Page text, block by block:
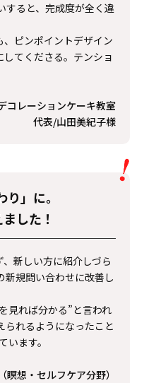
すると、完成度が全く違
ピンポイントデザイン
てくださる。テンショ
コレーションケーキ教室
代表/山田美紀子様
り 」に。
した！
新しい方に紹介しづら
規問い合わせに改善し
見れば分かる”と言われ
られるようになったこと
います。
瞑想・セルフケア分野）